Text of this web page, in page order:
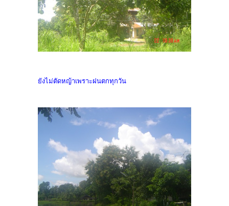
ยังไม่ตัดหญ้าเพราะฝนตกทุกวัน